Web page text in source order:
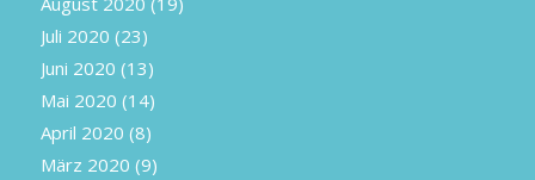
Juli 2020 (23)
Juni 2020 (13)
Mai 2020 (14)
April 2020 (8)
März 2020 (9)